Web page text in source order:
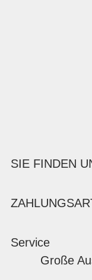
SIE FINDEN
Service
Große